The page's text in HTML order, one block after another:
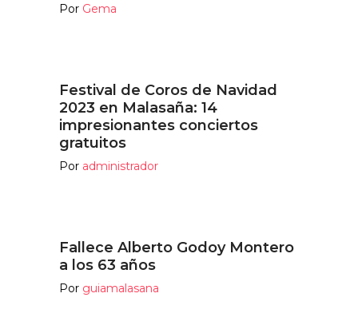
Por Gema
Festival de Coros de Navidad
2023 en Malasaña: 14
impresionantes conciertos
gratuitos
Por administrador
Fallece Alberto Godoy Montero
a los 63 años
Por guiamalasana